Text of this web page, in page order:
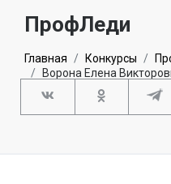
ПрофЛеди
Главная Конкурсы
Ворона Елена